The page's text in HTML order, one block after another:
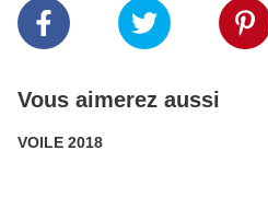
Vous aimerez aussi
VOILE 2018